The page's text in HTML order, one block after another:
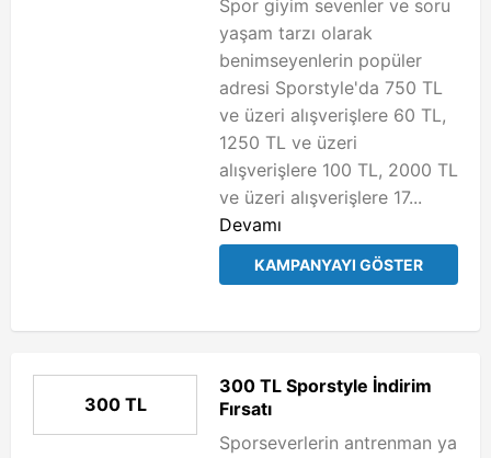
Spor giyim sevenler ve soru
yaşam tarzı olarak
benimseyenlerin popüler
adresi Sporstyle'da 750 TL
ve üzeri alışverişlere 60 TL,
1250 TL ve üzeri
alışverişlere 100 TL, 2000 TL
ve üzeri alışverişlere 17...
Devamı
KAMPANYAYI GÖSTER
300 TL
300 TL Sporstyle İndirim
Fırsatı
Sporseverlerin antrenman ya